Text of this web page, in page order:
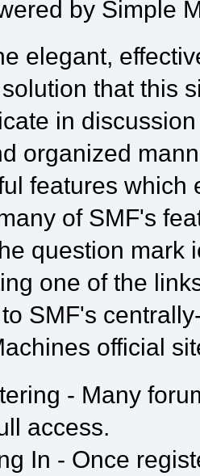
by Simple
elegant,
that this
in
organized
features which
of SMF's
question mark
one of the
SMF's
official
- Many
access.
In - Once